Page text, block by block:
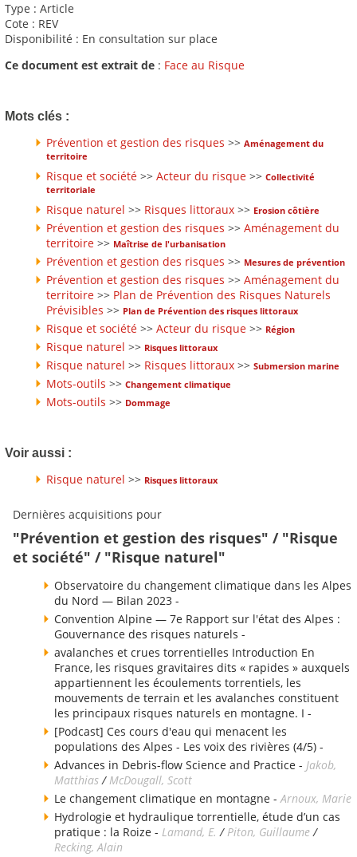
Type : Article
Cote : REV
Disponibilité : En consultation sur place
Ce document est extrait de : Face au Risque
Mots clés :
Prévention et gestion des risques >> Aménagement du
territoire
Risque et société >> Acteur du risque >> Collectivité
territoriale
Risque naturel >> Risques littoraux >> Erosion côtière
Prévention et gestion des risques >> Aménagement du
territoire >> Maîtrise de l'urbanisation
Prévention et gestion des risques >> Mesures de prévention
Prévention et gestion des risques >> Aménagement du
territoire >> Plan de Prévention des Risques Naturels
Prévisibles >> Plan de Prévention des risques littoraux
Risque et société >> Acteur du risque >> Région
Risque naturel >> Risques littoraux
Risque naturel >> Risques littoraux >> Submersion marine
Mots-outils >> Changement climatique
Mots-outils >> Dommage
Voir aussi :
Risque naturel >> Risques littoraux
Dernières acquisitions pour
"Prévention et gestion des risques" / "Risque
et société" / "Risque naturel"
Observatoire du changement climatique dans les Alpes
du Nord — Bilan 2023 -
Convention Alpine — 7e Rapport sur l'état des Alpes :
Gouvernance des risques naturels -
avalanches et crues torrentielles Introduction En
France, les risques gravitaires dits « rapides » auxquels
appartiennent les écoulements torrentiels, les
mouvements de terrain et les avalanches constituent
les principaux risques naturels en montagne. I -
[Podcast] Ces cours d'eau qui menacent les
populations des Alpes - Les voix des rivières (4/5) -
Advances in Debris-flow Science and Practice - Jakob,
Matthias/McDougall, Scott
Le changement climatique en montagne -Arnoux, Marie
Hydrologie et hydraulique torrentielle, étude d’un cas
pratique : la Roize - Lamand, E. / Piton, Guillaume/
Recking, Alain